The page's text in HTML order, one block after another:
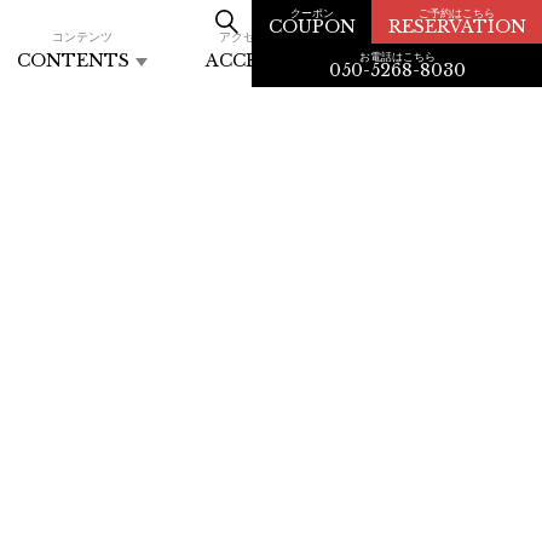
クーポン
COUPON
ご予約はこちら
RESERVATION
お電話はこちら
050-5268-8030
コンテンツ
CONTENTS
アクセス
ACCESS